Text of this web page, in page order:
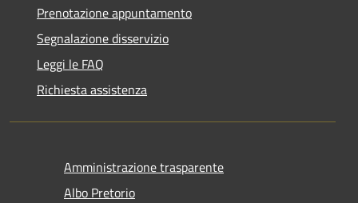
Prenotazione appuntamento
Segnalazione disservizio
Leggi le FAQ
Richiesta assistenza
Amministrazione trasparente
Albo Pretorio